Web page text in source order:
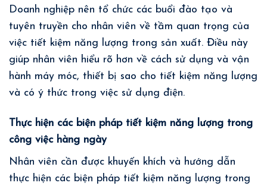
Doanh nghiệp nên tổ chức các buổi đào tạo và
tuyên truyền cho nhân viên về tầm quan trọng của
việc tiết kiệm năng lượng trong sản xuất. Điều này
giúp nhân viên hiểu rõ hơn về cách sử dụng và vận
hành máy móc, thiết bị sao cho tiết kiệm năng lượng
và có ý thức trong việc sử dụng điện.
Thực hiện các biện pháp tiết kiệm năng lượng trong
công việc hàng ngày
Nhân viên cần được khuyến khích và hướng dẫn
thực hiện các biện pháp tiết kiệm năng lượng trong